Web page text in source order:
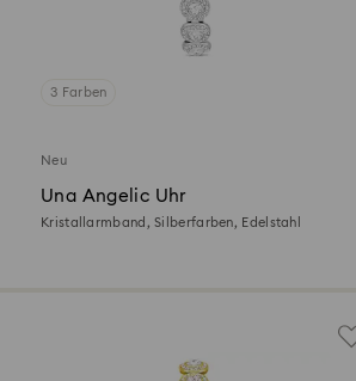
3 Farben
Neu
Una Angelic Uhr
Kristallarmband, Silberfarben, Edelstahl